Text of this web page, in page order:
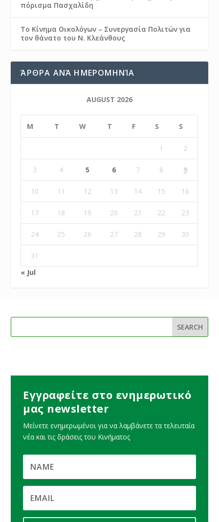
πόρισμα Πασχαλίδη
Το Κίνημα Οικολόγων – Συνεργασία Πολιτών για
τον θάνατο του Ν. Κλεάνθους
ΆΡΘΡΑ ΑΝΆ ΗΜΕΡΟΜΗΝΊΑ
AUGUST 2026
M T W T F S S
1 2
3 4 5 6 7 8 9
10 11 12 13 14 15 16
17 18 19 20 21 22 23
24 25 26 27 28 29 30
31
« Jul
Εγγραφείτε στο ενημερωτικό
μας newsletter
Μείνετε ενημερωμένοι για να λαμβάνετε τα τελευταία
νέα και τις δράσεις του Κινήματος